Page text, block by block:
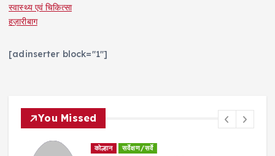
स्वास्थ्य एवं चिकित्सा
हज़ारीबाग
[adinserter block="1"]
You Missed
कोल्हान सर्वेक्षण/सर्वे